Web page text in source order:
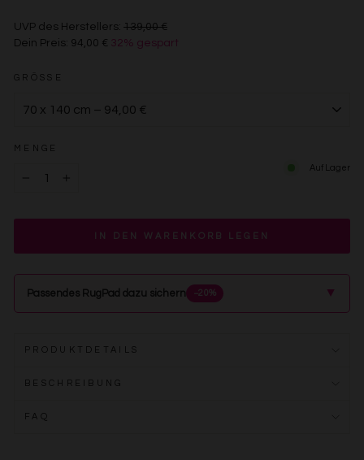
UVP des Herstellers: 139,00 €€139,00
Dein Preis: 94,00 € 32% gespart
GRÖSSE
MENGE
Auf Lager
IN DEN WARENKORB LEGEN
Passendes RugPad dazu sichern −20% ▲
PRODUKTDETAILS
BESCHREIBUNG
FAQ